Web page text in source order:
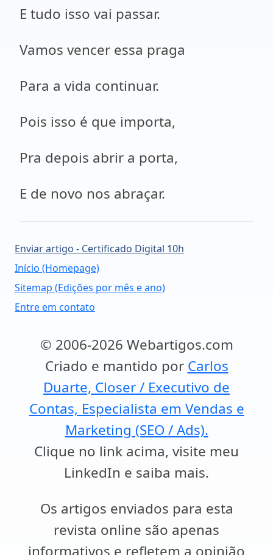
E tudo isso vai passar.
Vamos vencer essa praga
Para a vida continuar.
Pois isso é que importa,
Pra depois abrir a porta,
E de novo nos abraçar.
Enviar artigo - Certificado Digital 10h
Início (Homepage)
Sitemap (Edições por mês e ano)
Entre em contato
© 2006-2026 Webartigos.com
Criado e mantido por Carlos
Duarte, Closer / Executivo de
Contas, Especialista em Vendas e
Marketing (SEO / Ads).
Clique no link acima, visite meu
LinkedIn e saiba mais.
Os artigos enviados para esta
revista online são apenas
informativos e refletem a opinião